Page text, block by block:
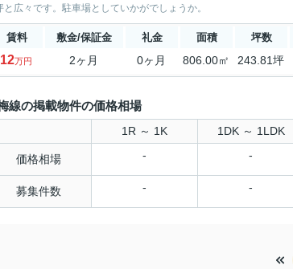
と広々です。駐車場としていかがでしょうか。
賃料 敷金/保証金 礼金 面積 坪数
12万円 2ヶ月 0ヶ月 806.00㎡ 243.81坪
線の掲載物件の価格相場
1R ～ 1K 1DK ～ 1LDK
価格相場 - -
募集件数 - -